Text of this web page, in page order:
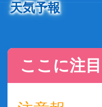
天気予報
ここに注目